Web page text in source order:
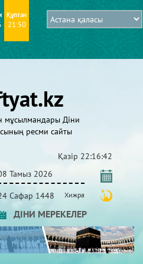
Құптан
21:50
мұсылмандары Діни
ресми сайты
Қазір 22:16:43
Тамыз 2026
Сафар 1448 Хижра
ДІНИ МЕРЕКЕЛЕР